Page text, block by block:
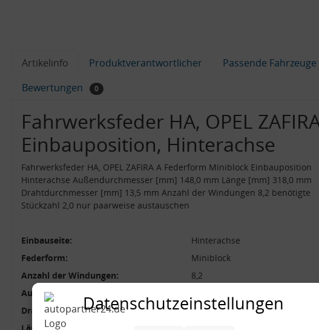
Artikelinfo Produktverantwortlicher
Passende Fahrzeuge
Bewertungen
0
Fahrwerksfeder HA, OPEL
Einbauposition, Hinterachse
Fahrwerksfeder HA, OPEL ZAFIRA A Federform Miniblock Einbauposition
Hinterachse Außendurchmesser [mm] 148,0 mm Länge [mm] 318,0 mm
Drahtdurchmesser [mm] 13,5 mm Anzahl der Windungen 8,2 benötigte
Stückzahl 2,0 nur paarweise austauschen
Einbauseite:
Hinterachse
Federform:
Miniblock
Anzahl der Windungen:
8,2
Außendurchmesser [mm]:
Drahtdurchmesser [mm]:
13,5 mm
Datenschutzeinstellungen